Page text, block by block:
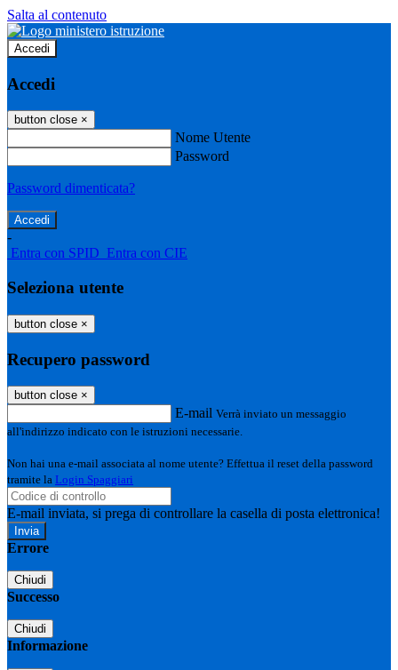
Salta al contenuto
Accedi
Accedi
button close ×
Nome Utente
Password
Password dimenticata?
-
Entra con SPID Entra con CIE
Seleziona utente
button close ×
Recupero password
button close ×
E-mail Verrà inviato un messaggio
all'indirizzo indicato con le istruzioni necessarie.
Non hai una e-mail associata al nome utente? Effettua il reset della password
tramite la Login Spaggiari
E-mail inviata, si prega di controllare la casella di posta elettronica!
Errore
Chiudi
Successo
Chiudi
Informazione